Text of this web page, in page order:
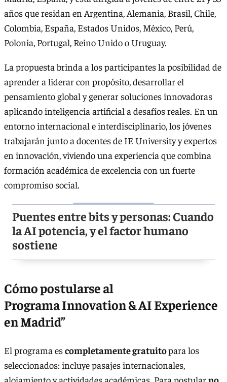
años que residan en Argentina, Alemania, Brasil, Chile,
Colombia, España, Estados Unidos, México, Perú,
Polonia, Portugal, Reino Unido o Uruguay.
La propuesta brinda a los participantes la posibilidad de
aprender a liderar con propósito, desarrollar el
pensamiento global y generar soluciones innovadoras
aplicando inteligencia artificial a desafíos reales. En un
entorno internacional e interdisciplinario, los jóvenes
trabajarán junto a docentes de IE University y expertos
en innovación, viviendo una experiencia que combina
formación académica de excelencia con un fuerte
compromiso social.
Puentes entre bits y personas: Cuando
la AI potencia, y el factor humano
sostiene
Cómo postularse al
Programa Innovation & AI Experience
en Madrid”
El programa escompletamente gratuitopara los
seleccionados: incluye pasajes internacionales,
alojamiento y actividades académicas. Para postularno